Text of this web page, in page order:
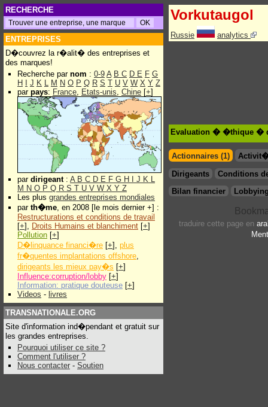
RECHERCHE
ENTREPRISES
D�couvrez la r�alit� des entreprises et
des marques!
Recherche par nom : 0-9 A B C D E F G
H
J K L M N O P Q R S T U V W X Y Z
par pays: France, Etats-unis, Chine [+]
par dirigeant: A B C D E F G H J K L
M N O P Q R S T U V W X Y Z
Les plus grandes entreprises mondiales
par th�me, en 2008 [le mois dernier +] :
Restructurations et conditions de travail
[+], Droits Humains et blanchiment [+]
Pollution [+]
D�linquance financi�re [+], plus
fr�quentes implantations offshore,
dirigeants les mieux pay�s [+]
Influence:corruption/lobby [+]
Information: pratique douteuse [+]
Videos - livres
TRANSNATIONALE.ORG
Site d'information ind�pendant et gratuit sur
les grandes entreprises.
Pourquoi utiliser ce site ?
Comment l'utiliser ?
Nous contacter - Soutien
Vorkutaugol
Russie analytics
Evaluation � �thique �
Actionnaires (1)
Dirigeants
Conditions
Bilan financier
traduire cette page en